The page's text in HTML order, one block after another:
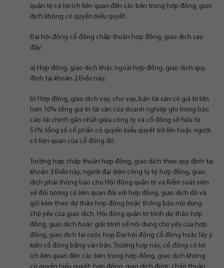
quản trị có lợi ích liên quan đến các bên trong hợp đồng, giao
dịch không có quyền biểu quyết.
Đại hội đồng cổ đông chấp thuận hợp đồng, giao dịch sau
đây:
a) Hợp đồng, giao dịch khác ngoài hợp đồng, giao dịch quy
định tại khoản 2 Điều này;
b) Hợp đồng, giao dịch vay, cho vay, bán tài sản có giá trị lớn
hơn 10% tổng giá trị tài sản của doanh nghiệp ghi trong báo
cáo tài chính gần nhất giữa công ty và cổ đông sở hữu từ
51% tổng số cổ phần có quyền biểu quyết trở lên hoặc người
có liên quan của cổ đông đó.
Trường hợp chấp thuận hợp đồng, giao dịch theo quy định tại
khoản 3 Điều này, người đại diện công ty ký hợp đồng, giao
dịch phải thông báo cho Hội đồng quản trị và Kiểm soát viên
về đối tượng có liên quan đối với hợp đồng, giao dịch đó và
gửi kèm theo dự thảo hợp đồng hoặc thông báo nội dung
chủ yếu của giao dịch. Hội đồng quản trị trình dự thảo hợp
đồng, giao dịch hoặc giải trình về nội dung chủ yếu của hợp
đồng, giao dịch tại cuộc họp Đại hội đồng cổ đông hoặc lấy ý
kiến cổ đông bằng văn bản. Trường hợp này, cổ đông có lợi
ích liên quan đến các bên trong hợp đồng, giao dịch không